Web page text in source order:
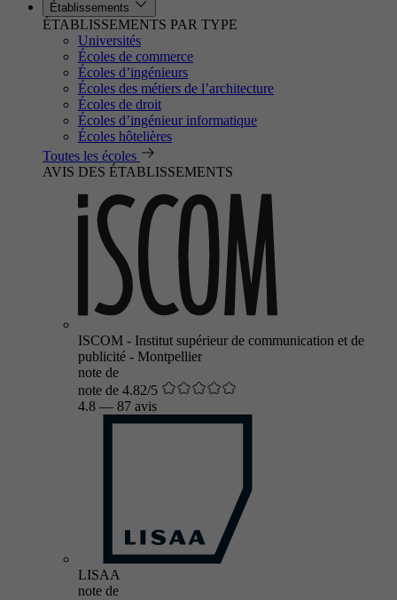
Établissements
ÉTABLISSEMENTS PAR TYPE
Universités
Écoles de commerce
Écoles d’ingénieurs
Écoles des métiers de l’architecture
Écoles de droit
Écoles d’ingénieur informatique
Écoles hôtelières
Toutes les écoles
AVIS DES ÉTABLISSEMENTS
ISCOM - Institut supérieur de communication et de
publicité - Montpellier
note de
note de 4.82/5
4.8 — 87 avis
LISAA
note de